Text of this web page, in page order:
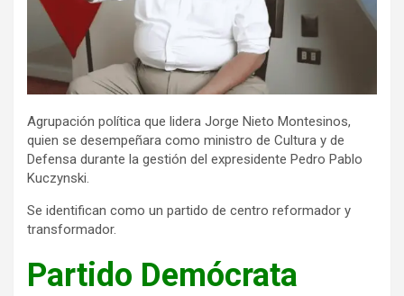
Agrupación política que lidera Jorge Nieto Montesinos,
quien se desempeñara como ministro de Cultura y de
Defensa durante la gestión del expresidente Pedro Pablo
Kuczynski.
Se identifican como un partido de centro reformador y
transformador.
Partido Demócrata